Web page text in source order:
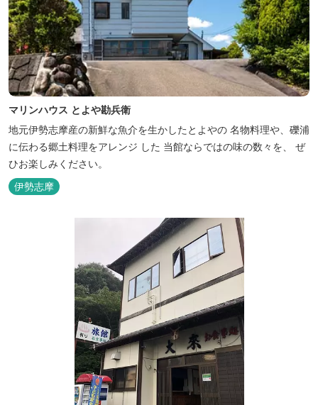
マリンハウス とよや勘兵衛
地元伊勢志摩産の新鮮な魚介を生かしたとよやの 名物料理や、礫浦
に伝わる郷土料理をアレンジ した 当館ならではの味の数々を、 ぜ
ひお楽しみください。
伊勢志摩